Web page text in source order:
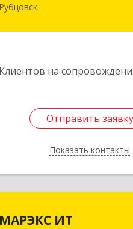
Рубцовск
Клиентов на
Отправить заявку
Показать контакты
658204, Алтайский край,
Отправить заявку
Назад
МАРЭКС ИТ